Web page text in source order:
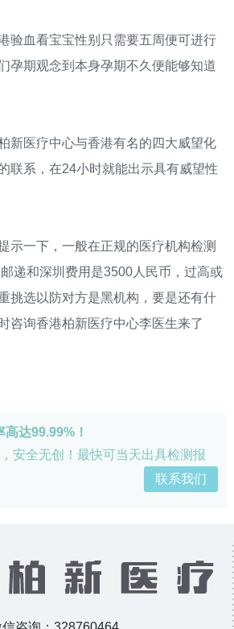
血看宝宝性别只需要五周便可进行
孕期观念到本身孕期不久便能够知道
医疗中心与香港有名的四大威望化
联系，在24小时就能出示具有威望性
一下，一般在正规的医疗机构检测
递和深圳费用是3500人民币，过高或
挑选以防对方是黑机构，要是还有什
咨询香港柏新医疗中心李医生来了
达99.99%！
安全无创！最快可当天出具检测报
联系我们